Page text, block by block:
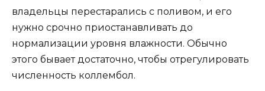
владельцы перестарались с поливом, и его
нужно срочно приостанавливать до
нормализации уровня влажности. Обычно
этого бывает достаточно, чтобы отрегулировать
численность коллембол.